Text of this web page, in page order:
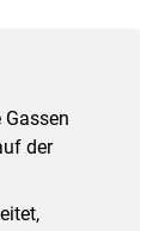
der